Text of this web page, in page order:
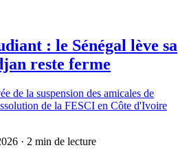
: le Sénégal lève sa
reste ferme
de la suspension des amicales de
de la FESCI en Côte d'Ivoire
· 2 min de lecture